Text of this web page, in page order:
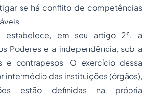
se há conflito de competências
estabelece, em seu artigo 2º, a
Poderes e a independência, sob a
e contrapesos. O exercício dessa
intermédio das instituições (órgãos),
estão definidas na própria